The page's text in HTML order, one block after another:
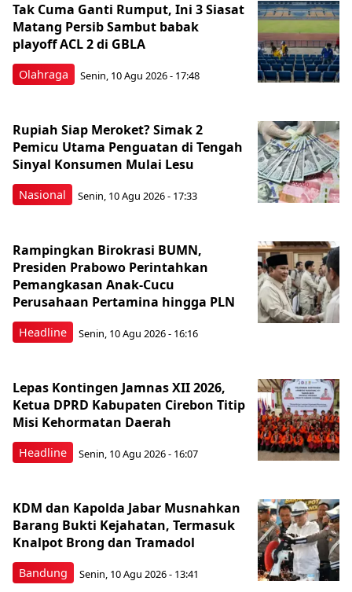
Olahraga
Tak Cuma Ganti Rumput, Ini 3 Siasat
Matang Persib Sambut babak
playoff ACL 2 di GBLA
Senin, 10 Agu 2026 - 17:48
Nasional
Rupiah Siap Meroket? Simak 2
Pemicu Utama Penguatan di Tengah
Sinyal Konsumen Mulai Lesu
Senin, 10 Agu 2026 - 17:33
Headline
Rampingkan Birokrasi BUMN,
Presiden Prabowo Perintahkan
Pemangkasan Anak-Cucu
Perusahaan Pertamina hingga PLN
Senin, 10 Agu 2026 - 16:16
Headline
Lepas Kontingen Jamnas XII 2026,
Ketua DPRD Kabupaten Cirebon Titip
Misi Kehormatan Daerah
Senin, 10 Agu 2026 - 16:07
Bandung
KDM dan Kapolda Jabar Musnahkan
Barang Bukti Kejahatan, Termasuk
Knalpot Brong dan Tramadol
Senin, 10 Agu 2026 - 13:41